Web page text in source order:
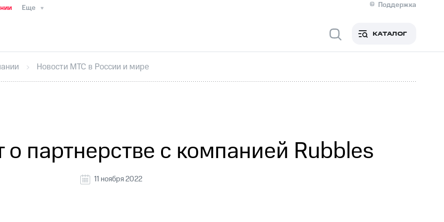
Еще
Поддержка
Медиа-центр
ИнтервьюФинансовая отчетностьКонтактыНовости в регионе
секретарьРаскрытие информации
кабинет акционераАкционерный капиталКонтроль и аудитРынок акций
КАТАЛОГ
Новости МТС в России и мире
партнерстве с компанией Rubbles
11 ноября 2022